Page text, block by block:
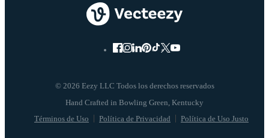
© 2026 Eezy LLC Todos los derechos reservados
Términos de Uso Política de Privacidad Política de Uso Justo